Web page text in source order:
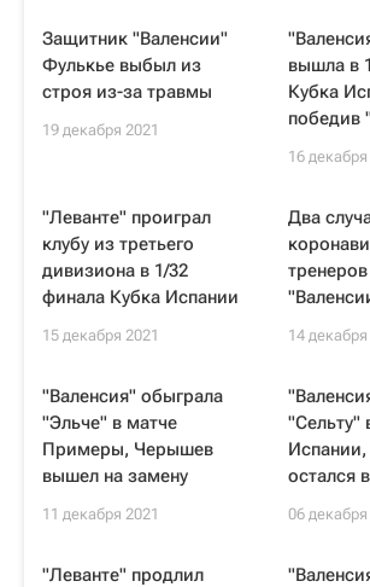
Защитник "Валенсии"
Фулькье выбыл из
строя из-за травмы
19 декабря 2021
вышла в
Кубка
победив
16 декабря
"Леванте" проиграл
клубу из третьего
дивизиона в 1/32
финала Кубка Испании
15 декабря 2021
Два
14 декабря
"Валенсия" обыграла
"Эльче" в матче
Примеры, Черышев
вышел на замену
11 декабря 2021
"Сельту"
остался
06 декабря
"Леванте" продлил